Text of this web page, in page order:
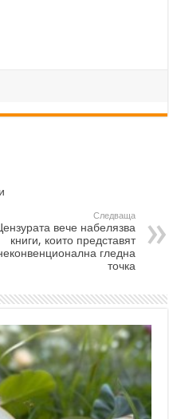
Следваща
вече набелязва
книги, които представят
гледна
точка